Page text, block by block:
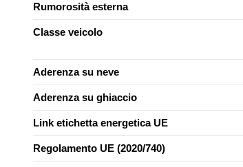
Rumorosità esterna
Classe veicolo
Aderenza su neve
Aderenza su ghiaccio
Link etichetta energetica UE
Regolamento UE (2020/740)